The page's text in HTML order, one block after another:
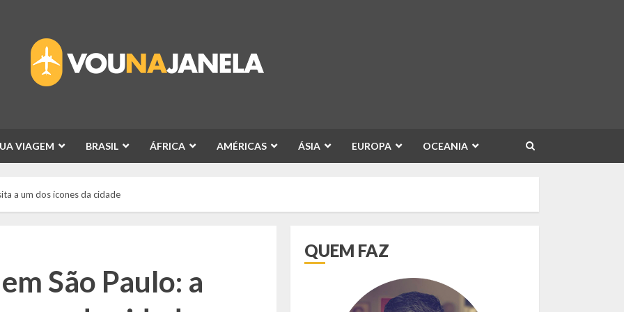
VIAGEM BRASIL ÁFRICA AMÉRICAS ÁSIA EUROPA OCEANIA
a um dos ícones da cidade
São Paulo: a
QUEM FAZ